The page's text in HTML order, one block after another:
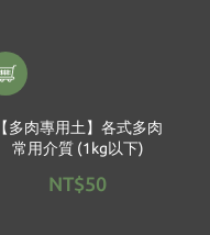
【多肉專用土】各式多肉
常用介質 (1kg以下)
NT$50